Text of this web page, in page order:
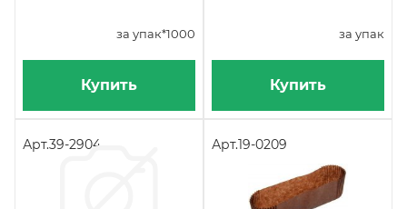
за упак*1000
Купить
за упак
Купить
Арт.39-2904 Арт.19-0209